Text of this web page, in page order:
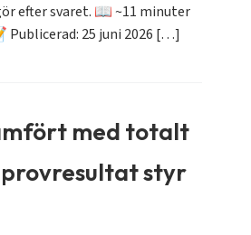
efter svaret. 📖 ~11 minuter
Publicerad: 25 juni 2026 […]
med totalt
styr